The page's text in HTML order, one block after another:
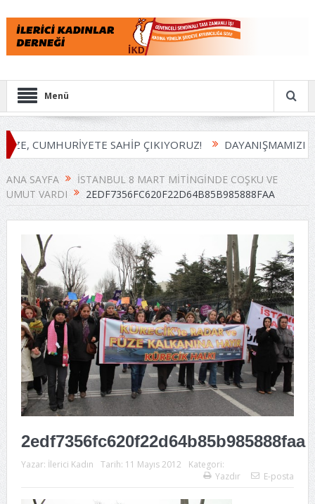
Menü
CUMHURİYETE SAHİP ÇIKIYORUZ! DAYANIŞMAMIZI
ANA SAYFA
İSTANBUL 8 MART MITINGINDE COŞKU VE
UMUT VARDI
2EDF7356FC620F22D64B85B985888FAA
2edf7356fc620f22d64b85b985888faa
Yazar: İlerici Kadın Tarih: 11 Mayıs 2012
Kategori:
Yazdır
E-posta